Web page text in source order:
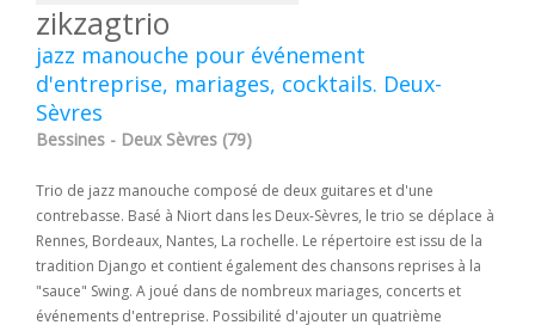
zikzagtrio
jazz manouche pour événement
d'entreprise, mariages, cocktails. Deux-
Sèvres
Bessines - Deux Sèvres (79)
Trio de jazz manouche composé de deux guitares et d'une
contrebasse. Basé à Niort dans les Deux-Sèvres, le trio se déplace à
Rennes, Bordeaux, Nantes, La rochelle. Le répertoire est issu de la
tradition Django et contient également des chansons reprises à la
"sauce" Swing. A joué dans de nombreux mariages, concerts et
événements d'entreprise. Possibilité d'ajouter un quatrième